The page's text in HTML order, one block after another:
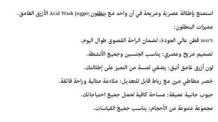
استمتع بإطلالة عصرية ومريحة في آن واحد معبنطلونAcid Wash Jogger الأزرق الغامق.
مميزات البنطلون:
100% قطن عالي الجودة: لضمان الراحة القصوى طوال اليوم.
تصميم مريح وعصري: يناسب الجنسين وجميع الأنشطة.
لون أزرق غامق أنيق: يضفي لمسة من التميز على إطلالتك.
خصر مطاطي مرن مع رباط قابل للتعديل: ملاءمة مثالية وراحة فائقة.
جيوب جانبية عميقة: مساحة كافية لحمل جميع احتياجاتك.
مجموعة متنوعة من الأحجام: يناسب جميع القياسات.